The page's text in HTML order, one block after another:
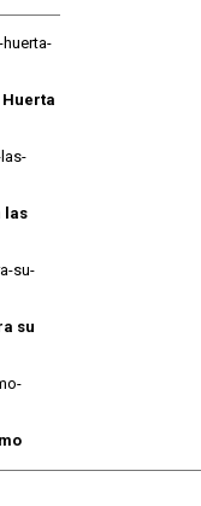
las
su